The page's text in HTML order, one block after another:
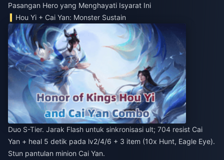
Pasangan Hero yang Menghayati Isyarat Ini
Hou Yi + Cai Yan: Monster Sustain
Duo S-Tier. Jarak Flash untuk sinkronisasi ult; 704 resist Cai
Yan + heal 5 detik pada lv2/4/6 + 3 item (10x Hunt, Eagle Eye).
Stun pantulan minion Cai Yan.